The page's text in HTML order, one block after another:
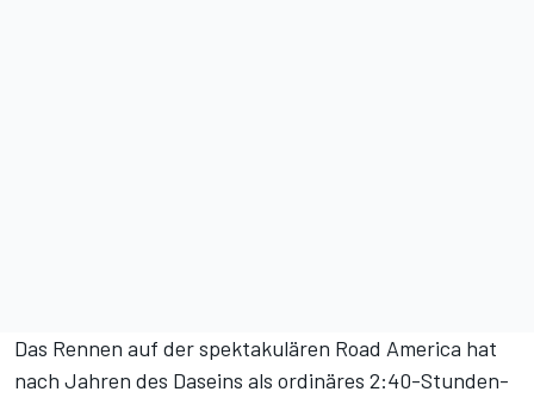
Das Rennen auf der spektakulären Road America hat
nach Jahren des Daseins als ordinäres 2:40-Stunden-